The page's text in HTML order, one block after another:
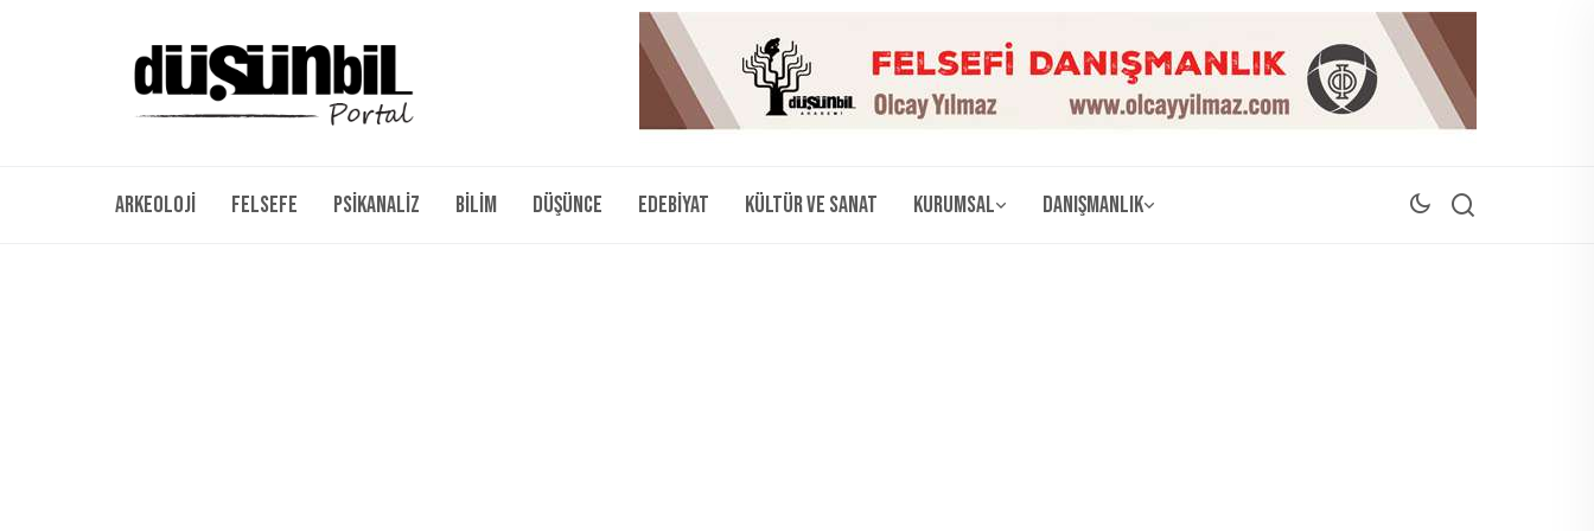
Arkeoloji Felsefe Psikanaliz Bilim Düşünce Edebiyat Kültür ve Sanat Kurumsal Danışmanlık